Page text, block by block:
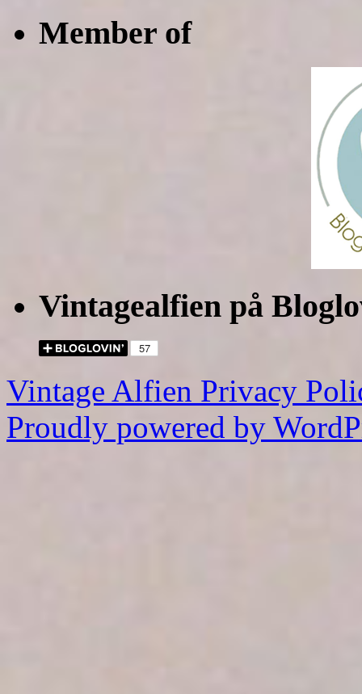
Member of
Vintagealfien på
Vintage Alfien Privacy
Proudly powered by